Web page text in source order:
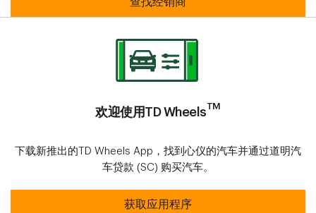
欢迎使用TD WheelsTM
下载新推出的TD Wheels App，找到心仪的汽车并通过道明汽
车贷款 (SC) 购买汽车。
欢迎使用TD WheelsTM
获取应用程序